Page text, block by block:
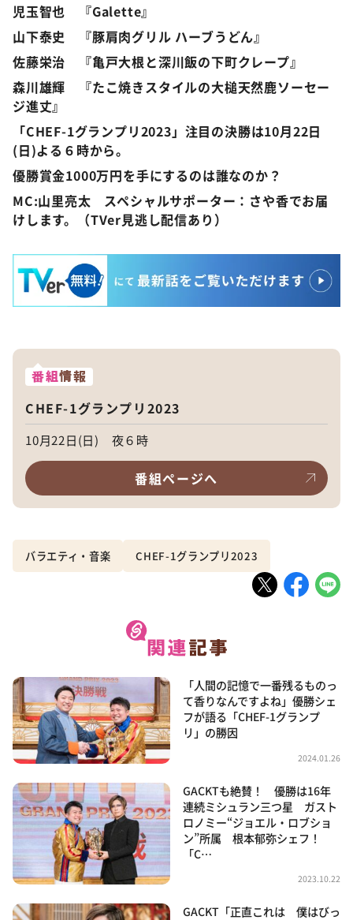
児玉智也 『Galette』
山下泰史 『豚肩肉グリル ハーブうどん』
佐藤栄治 『亀戸大根と深川飯の下町クレープ』
森川雄輝 『たこ焼きスタイルの大槌天然鹿ソーセー
ジ進丈』
「CHEF-1グランプリ2023」注目の決勝は10月22日
(日)よる６時から。
優勝賞金1000万円を手にするのは誰なのか？
MC:山里亮太 スペシャルサポーター：さや香でお届
けします。（TVer見逃し配信あり）
番組情報
CHEF-1グランプリ2023
10月22日(日) 夜６時
番組ページへ
バラエティ・音楽 CHEF-1グランプリ2023
「人間の記憶で一番残るものっ
て香りなんですよね」優勝シェ
フが語る「CHEF-1グランプ
リ」の勝因
2024.01.26
GACKTも絶賛！ 優勝は16年
連続ミシュラン三つ星 ガスト
ロノミー“ジョエル・ロブショ
ン”所属 根本郁弥シェフ！
「C…
2023.10.22
GACKT「正直これは 僕はびっ